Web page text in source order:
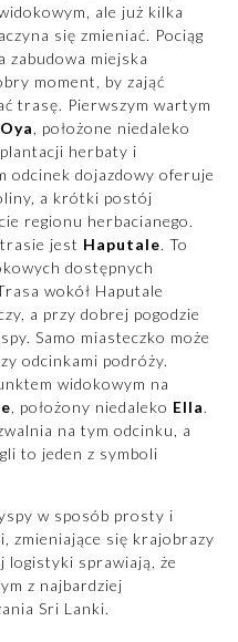
ale już kilka
się zmieniać. Pociąg
zabudowa miejska
moment, by zająć
trasę. Pierwszym wartym
, położone niedaleko
herbaty i
odcinek dojazdowy oferuje
a krótki postój
regionu herbacianego.
jest Haputale. To
dostępnych
wokół Haputale
a przy dobrej pogodzie
Samo miasteczko może
odcinkami podróży.
widokowym na
, położony niedaleko Ella.
na tym odcinku, a
to jeden z symboli
w sposób prosty i
zmieniające się krajobrazy
logistyki sprawiają, że
z najbardziej
Sri Lanki.